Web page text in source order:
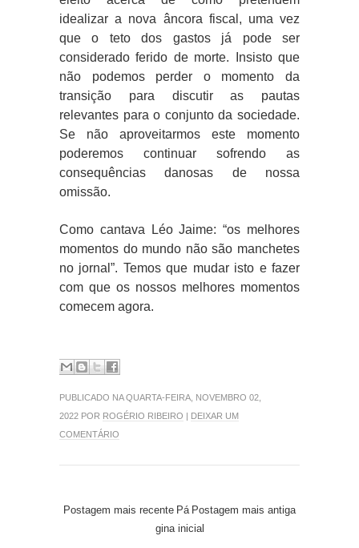
idealizar a nova âncora fiscal, uma vez
que o teto dos gastos já pode ser
considerado ferido de morte. Insisto que
não podemos perder o momento da
transição para discutir as pautas
relevantes para o conjunto da sociedade.
Se não aproveitarmos este momento
poderemos continuar sofrendo as
consequências danosas de nossa
omissão.
Como cantava Léo Jaime: “os melhores
momentos do mundo não são manchetes
no jornal”. Temos que mudar isto e fazer
com que os nossos melhores momentos
comecem agora.
PUBLICADO NA QUARTA-FEIRA, NOVEMBRO 02,
2022 POR ROGÉRIO RIBEIRO | DEIXAR UM
COMENTÁRIO
Postagem mais recente Postagem mais antiga
Pá
gina inicial